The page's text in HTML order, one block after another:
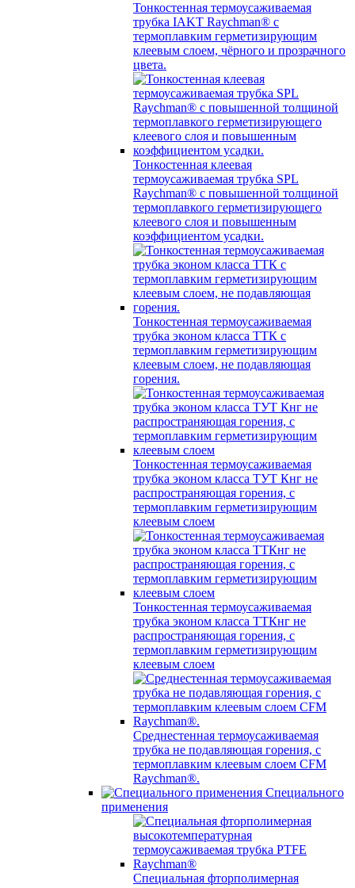
Тонкостенная термоусаживаемая
трубка IAKT Raychman® с
термоплавким герметизирующим
клеевым слоем, чёрного и прозрачного
цвета.
Тонкостенная клеевая
термоусаживаемая трубка SPL
Raychman® с повышенной толщиной
термоплавкого герметизирующего
клеевого слоя и повышенным
коэффициентом усадки.
Тонкостенная термоусаживаемая
трубка эконом класса ТТК с
термоплавким герметизирующим
клеевым слоем, не подавляющая
горения.
Тонкостенная термоусаживаемая
трубка эконом класса ТУТ Кнг не
распространяющая горения, с
термоплавким герметизирующим
клеевым слоем
Тонкостенная термоусаживаемая
трубка эконом класса ТТКнг не
распространяющая горения, с
термоплавким герметизирующим
клеевым слоем
Среднестенная термоусаживаемая
трубка не подавляющая горения, с
термоплавким клеевым слоем CFM
Raychman®.
Специального
применения
Специальная фторполимерная